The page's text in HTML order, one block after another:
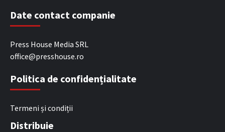
Date contact companie
Press House Media SRL
office@presshouse.ro
Politica de confidențialitate
Termeni și condiții
Distribuie